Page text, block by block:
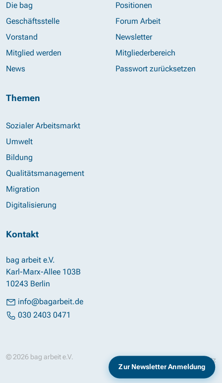
Die bag
Geschäftsstelle
Vorstand
Mitglied werden
News
Positionen
Forum Arbeit
Newsletter
Mitgliederbereich
Passwort zurücksetzen
Themen
Sozialer Arbeitsmarkt
Umwelt
Bildung
Qualitätsmanagement
Migration
Digitalisierung
Kontakt
bag arbeit e.V.
Karl-Marx-Allee 103B
10243 Berlin
info@bagarbeit.de
030 2403 0471
© 2026 bag arbeit e.V. Datenschutz
Zur Newsletter Anmeldung